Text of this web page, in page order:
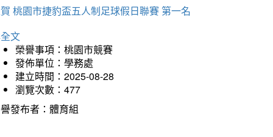
桃園市捷豹盃五人制足球假日聯賽 第一名
文
榮譽事項：桃園市競賽
發佈單位：學務處
建立時間：2025-08-28
瀏覽次數：477
發布者：體育組